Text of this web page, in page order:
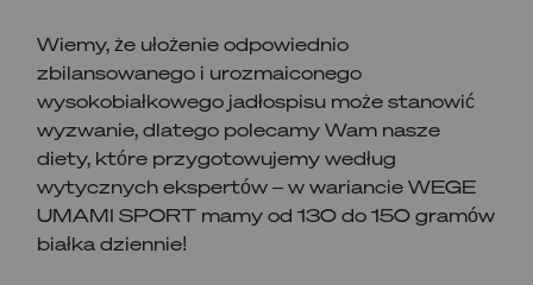
Wiemy, że ułożenie odpowiednio
zbilansowanego i urozmaiconego
wysokobiałkowego jadłospisu może stanowić
wyzwanie, dlatego polecamy Wam nasze
diety, które przygotowujemy według
wytycznych ekspertów – w wariancie WEGE
UMAMI SPORT mamy od 130 do 150 gramów
białka dziennie!